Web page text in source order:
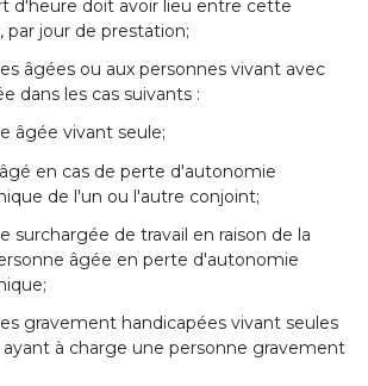
d'heure doit avoir lieu entre cette
par jour de prestation;
âgées ou aux personnes vivant avec
dans les cas suivants :
âgée vivant seule;
en cas de perte d'autonomie
de l'un ou l'autre conjoint;
surchargée de travail en raison de la
âgée en perte d'autonomie
gravement handicapées vivant seules
ayant à charge une personne gravement